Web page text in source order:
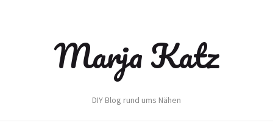
Marja Katz
DIY Blog rund ums Nähen